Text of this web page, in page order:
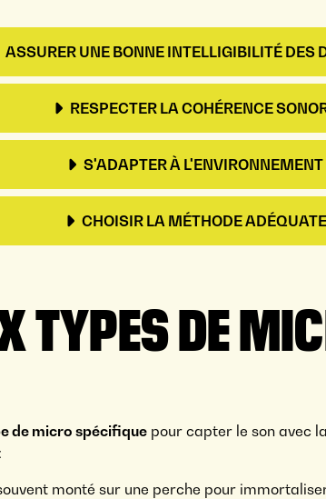
ASSURER UNE BONNE INTELLIGIBILITÉ DES
RESPECTER LA COHÉRENCE
S'ADAPTER À L'ENVIRONNEMENT
CHOISIR LA MÉTHODE ADÉQUATE
TYPES DE
de micro spécifique pour capter le son avec
monté sur une perche pour